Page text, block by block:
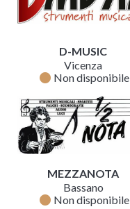
D-MUSIC
Vicenza
fiber_manual_record Non disponibile
MEZZANOTA
Bassano
fiber_manual_record Non disponibile